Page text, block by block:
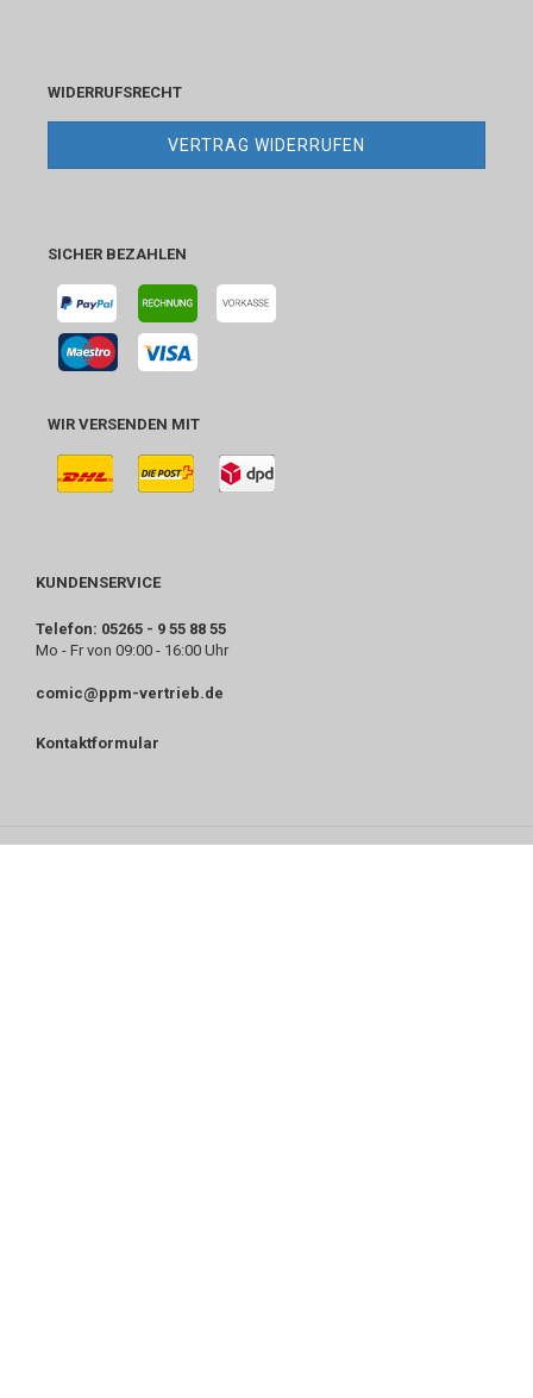
WIDERRUFSRECHT
VERTRAG WIDERRUFEN
SICHER BEZAHLEN
WIR VERSENDEN MIT
KUNDENSERVICE
Telefon: 05265 - 9 55 88 55
Mo - Fr von 09:00 - 16:00 Uhr
comic@ppm-vertrieb.de
Kontaktformular